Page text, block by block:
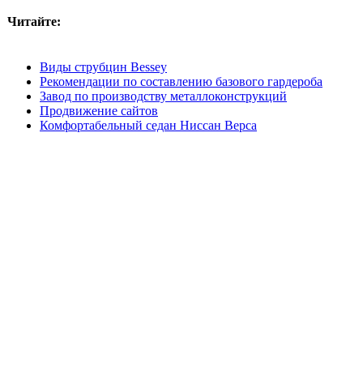
Читайте:
Виды струбцин Bessey
Рекомендации по составлению базового гардероба
Завод по производству металлоконструкций
Продвижение сайтов
Комфортабельный седан Ниссан Верса